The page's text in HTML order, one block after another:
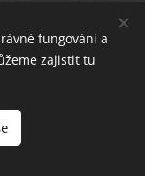
fungování a
zajistit tu